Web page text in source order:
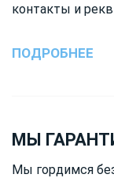
контакты и
ПОДРОБНЕЕ
МЫ
Мы гордимся